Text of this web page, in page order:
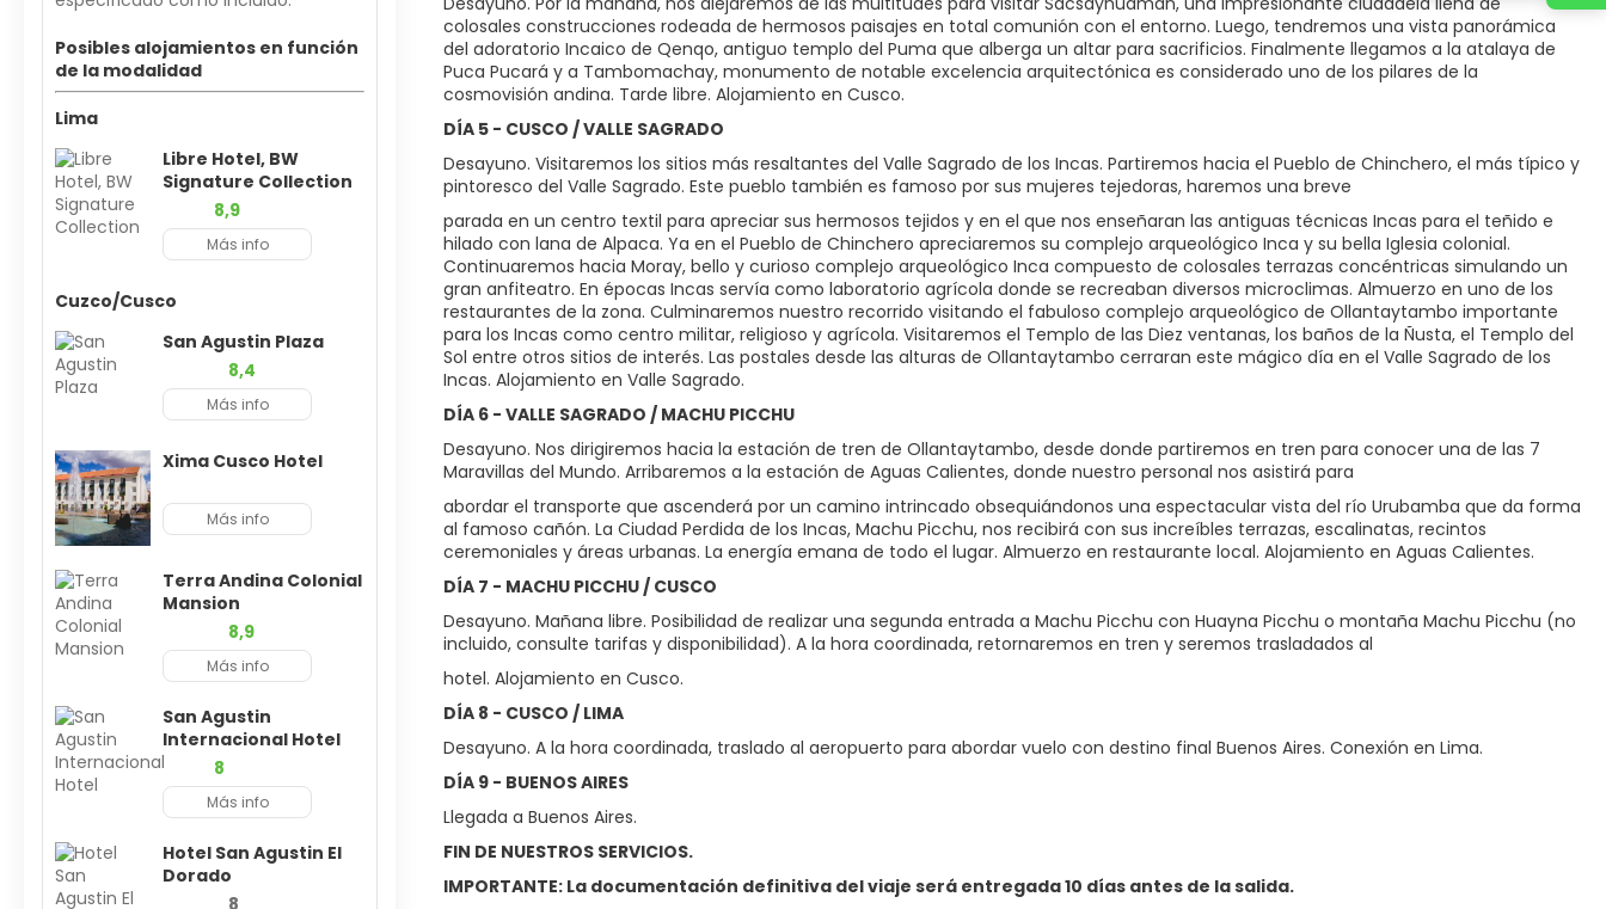
colosales construcciones rodeada de hermosos paisajes en total comunión con el entorno. Luego, tendremos una vista panorámica
del adoratorio Incaico de Qenqo, antiguo templo del Puma que alberga un altar para sacrificios. Finalmente llegamos a la atalaya de
Puca Pucará y a Tambomachay, monumento de notable excelencia arquitectónica es considerado uno de los pilares de la
cosmovisión andina. Tarde libre. Alojamiento en Cusco.
DÍA 5 - CUSCO / VALLE SAGRADO
Desayuno. Visitaremos los sitios más resaltantes del Valle Sagrado de los Incas. Partiremos hacia el Pueblo de Chinchero, el más típico y
pintoresco del Valle Sagrado. Este pueblo también es famoso por sus mujeres tejedoras, haremos una breve
parada en un centro textil para apreciar sus hermosos tejidos y en el que nos enseñaran las antiguas técnicas Incas para el teñido e
hilado con lana de Alpaca. Ya en el Pueblo de Chinchero apreciaremos su complejo arqueológico Inca y su bella Iglesia colonial.
Continuaremos hacia Moray, bello y curioso complejo arqueológico Inca compuesto de colosales terrazas concéntricas simulando un
gran anfiteatro. En épocas Incas servía como laboratorio agrícola donde se recreaban diversos microclimas. Almuerzo en uno de los
restaurantes de la zona. Culminaremos nuestro recorrido visitando el fabuloso complejo arqueológico de Ollantaytambo importante
para los Incas como centro militar, religioso y agrícola. Visitaremos el Templo de las Diez ventanas, los baños de la Ñusta, el Templo del
Sol entre otros sitios de interés. Las postales desde las alturas de Ollantaytambo cerraran este mágico día en el Valle Sagrado de los
Incas. Alojamiento en Valle Sagrado.
DÍA 6 - VALLE SAGRADO / MACHU PICCHU
Desayuno. Nos dirigiremos hacia la estación de tren de Ollantaytambo, desde donde partiremos en tren para conocer una de las 7
Maravillas del Mundo. Arribaremos a la estación de Aguas Calientes, donde nuestro personal nos asistirá para
abordar el transporte que ascenderá por un camino intrincado obsequiándonos una espectacular vista del río Urubamba que da forma
al famoso cañón. La Ciudad Perdida de los Incas, Machu Picchu, nos recibirá con sus increíbles terrazas, escalinatas, recintos
ceremoniales y áreas urbanas. La energía emana de todo el lugar. Almuerzo en restaurante local. Alojamiento en Aguas Calientes.
DÍA 7 - MACHU PICCHU / CUSCO
Desayuno. Mañana libre. Posibilidad de realizar una segunda entrada a Machu Picchu con Huayna Picchu o montaña Machu Picchu (no
incluido, consulte tarifas y disponibilidad). A la hora coordinada, retornaremos en tren y seremos trasladados al
hotel. Alojamiento en Cusco.
DÍA 8 - CUSCO / LIMA
Desayuno. A la hora coordinada, traslado al aeropuerto para abordar vuelo con destino final Buenos Aires. Conexión en Lima.
DÍA 9 - BUENOS AIRES
Llegada a Buenos Aires.
FIN DE NUESTROS SERVICIOS.
IMPORTANTE: La documentación definitiva del viaje será entregada 10 días antes de la salida.
Posibles alojamientos en función
de la modalidad
Lima
Libre Hotel, BW
Signature Collection
8,9
Más info
Cuzco/Cusco
San Agustin Plaza
8,4
Más info
Xima Cusco Hotel
Más info
Terra Andina Colonial
Mansion
8,9
Más info
San Agustin
Internacional Hotel
8
Más info
Hotel San Agustin El
Dorado
8